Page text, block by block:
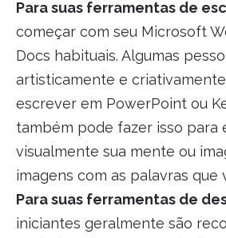
Para suas ferramentas de
começar com seu Microsoft
Docs habituais. Algumas
artisticamente e
escrever em PowerPoint ou
também pode fazer isso para
visualmente sua mente ou
imagens com as palavras que
Para suas ferramentas de
iniciantes geralmente são